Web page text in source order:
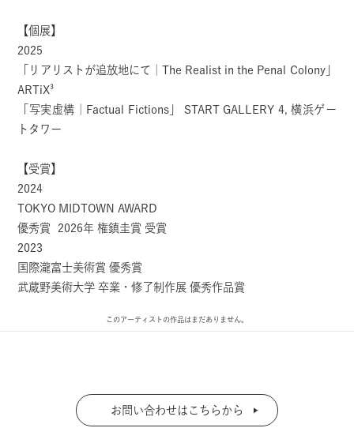
【個展】
2025
「リアリストが追放地にて｜The Realist in the Penal Colony」
ARTiX³
「写実虚構｜Factual Fictions」 START GALLERY 4, 横浜ゲー
トタワー
【受賞】
2024
TOKYO MIDTOWN AWARD
優秀賞 2026年 権鎮圭賞 受賞
2023
国際瀧富士美術賞 優秀賞
武蔵野美術大学 卒業・修了制作展 優秀作品賞
このアーティストの作品はまだありません。
お問い合わせはこちらから